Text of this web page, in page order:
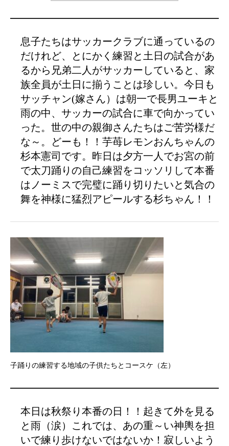
息子たちはサッカークラブに通っているの
だけれど、とにかく練習と土日の試合があ
るから兄弟二人がサッカーしていると、家
族全員が土日に揃うことは珍しい。今日も
サッチャン(嫁さん）は朝一で長男ユーキと
雨の中、サッカーの試合に車で向かってい
った。世の中の親御さんたちはご苦労様だ
な～。どーも！！芋苺レモンおんちゃんの
杉本憲司です。昨日は夕方一人でお宮の前
で太刀踊りの自己練習をコッソリして本番
はノーミスで完璧に踊り切りたいと気合の
舞を神様に猛烈アピールする杉ちゃん！！
子踊りの練習する地域の子供たちとコースケ（左）
本日は秋祭り本番の日！！起きて外を見る
と雨（涙）これでは、あの重～い神輿を担
いで練り歩けないではないか！寂しいよう